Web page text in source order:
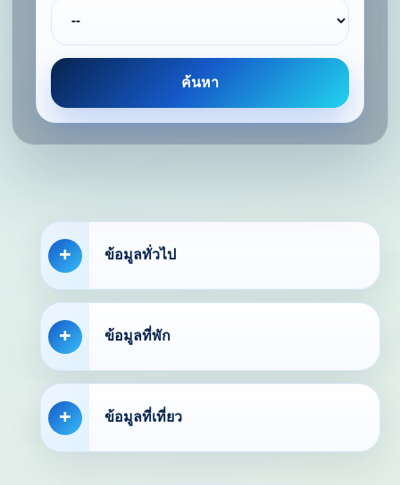
ค้นหา
ข้อมูลทั่วไป
ข้อมูลที่พัก
ข้อมูลที่เที่ยว